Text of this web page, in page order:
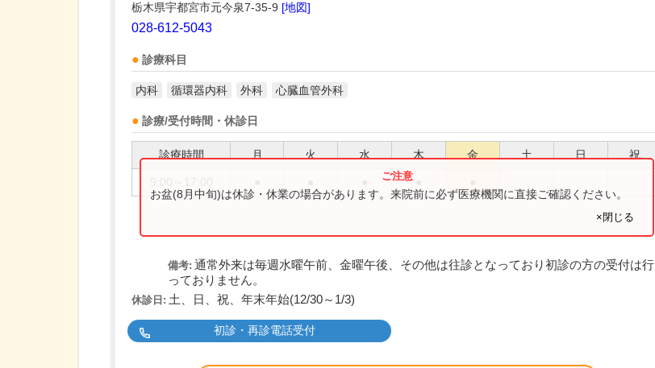
栃木県宇都宮市元今泉7-35-9 [地図]
028-612-5043
診療科目
内科 循環器内科 外科 心臓血管外科
診療/受付時間・休診日
診療時間 月 火 水 木 金 土 日 祝
お盆(8月中旬)は休診・休業の場合があります。来院前に必ず医療機関に直接ご確認ください。
×閉じる
備考: 通常外来は毎週水曜午前、金曜午後、その他は往診となっており初診の方の受付は行
っておりません。
休診日: 土、日、祝、年末年始(12/30～1/3)
初診・再診電話受付